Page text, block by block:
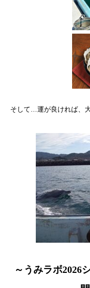
そして…運が良ければ、
～うみラボ2026